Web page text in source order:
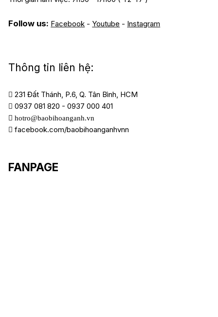
Follow us: Facebook - Youtube - Instagram
Thông tin liên hệ:
231 Đất Thánh, P.6, Q. Tân Bình, HCM
0937 081 820 -0937 000 401
hotro@baobihoanganh.vn
facebook.com/baobihoanganhvnn
FANPAGE